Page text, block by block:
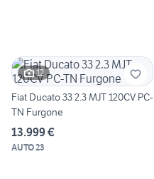
12
Fiat Ducato 33 2.3 MJT 120CV PC-
TN Furgone
13.999 €
AUTO 23